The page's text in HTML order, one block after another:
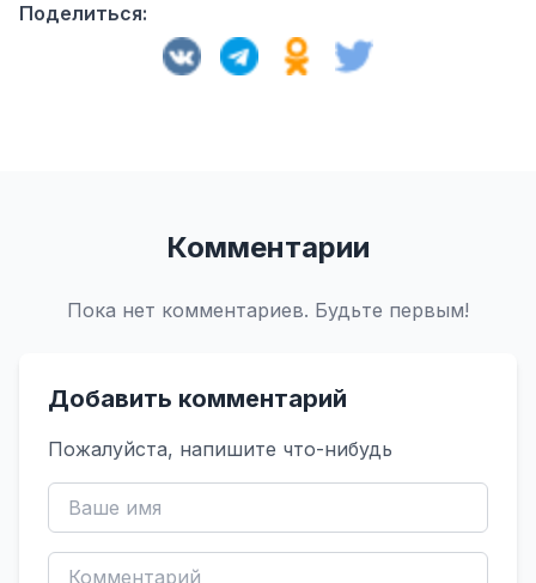
Поделиться:
Комментарии
Пока нет комментариев. Будьте первым!
Добавить комментарий
Пожалуйста, напишите что-нибудь